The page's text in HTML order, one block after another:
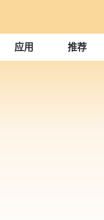
应用 推荐